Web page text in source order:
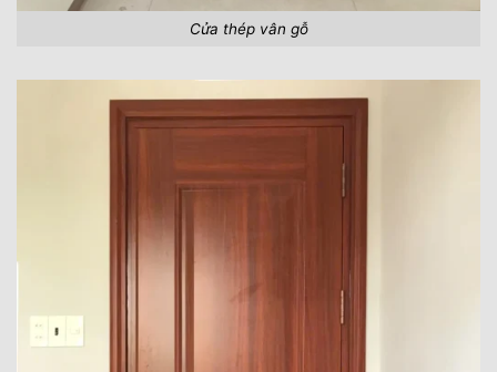
Cửa thép vân gỗ